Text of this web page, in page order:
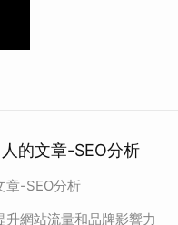
的文章-SEO分析
章-SEO分析
網站流量和品牌影響力